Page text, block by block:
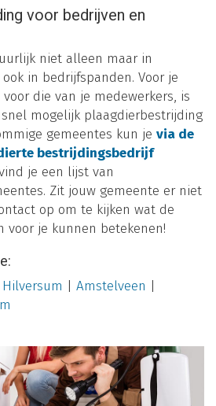
voor bedrijven en
niet alleen maar in
in bedrijfspanden. Voor je
die van je medewerkers, is
mogelijk plaagdierbestrijding
gemeentes kun je via de
bestrijdingsbedrijf
je een lijst van
Zit jouw gemeente er niet
op om te kijken wat de
voor je kunnen betekenen!
Hilversum Amstelveen